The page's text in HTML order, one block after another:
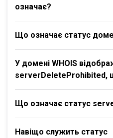
означає?
Що означає статус
У домені WHOIS
serverDeleteProhibited,
Що означає статус
Навіщо служить статус